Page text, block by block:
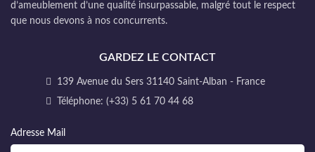
d’ameublement d’une qualité insurpassable, malgré tout le respect
que nous devons à nos concurrents.
GARDEZ LE CONTACT
139 Avenue du Sers 31140 Saint-Alban - France
Téléphone: (+33) 5 61 70 44 68
Adresse Mail